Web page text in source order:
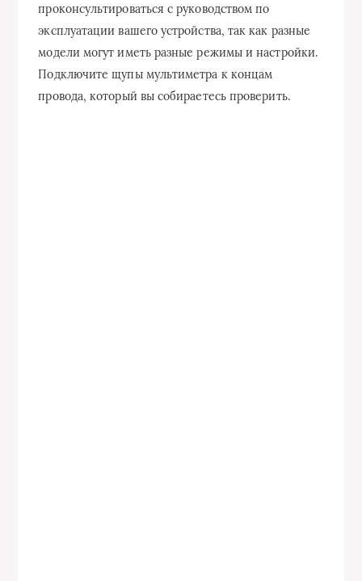
проконсультироваться с руководством по
эксплуатации вашего устройства, так как разные
модели могут иметь разные режимы и настройки.
Подключите щупы мультиметра к концам
провода, который вы собираетесь проверить.